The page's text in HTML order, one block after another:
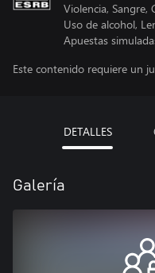
Violencia, Sangre,
Uso de alcohol,
Apuestas
Este contenido requiere un
DETALLES
Galería